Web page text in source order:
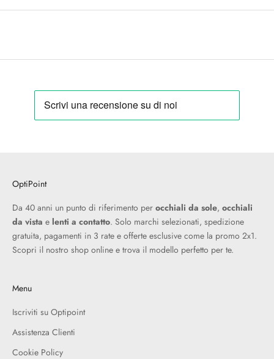
OptiPoint
Da 40 anni un punto di riferimento per occhiali da sole, occhiali
da vista e lenti a contatto. Solo marchi selezionati, spedizione
gratuita, pagamenti in 3 rate e offerte esclusive come la promo 2x1.
Scopri il nostro shop online e trova il modello perfetto per te.
Menu
Iscriviti su Optipoint
Assistenza Clienti
Cookie Policy